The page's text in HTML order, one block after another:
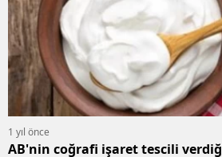
1 yıl önce
AB'nin coğrafi işaret tescili